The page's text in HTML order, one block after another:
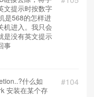
文提示时按数字
是568的怎样进
机进入。我只会
是没有英文提示
事
#104
什么如
安装在某个存